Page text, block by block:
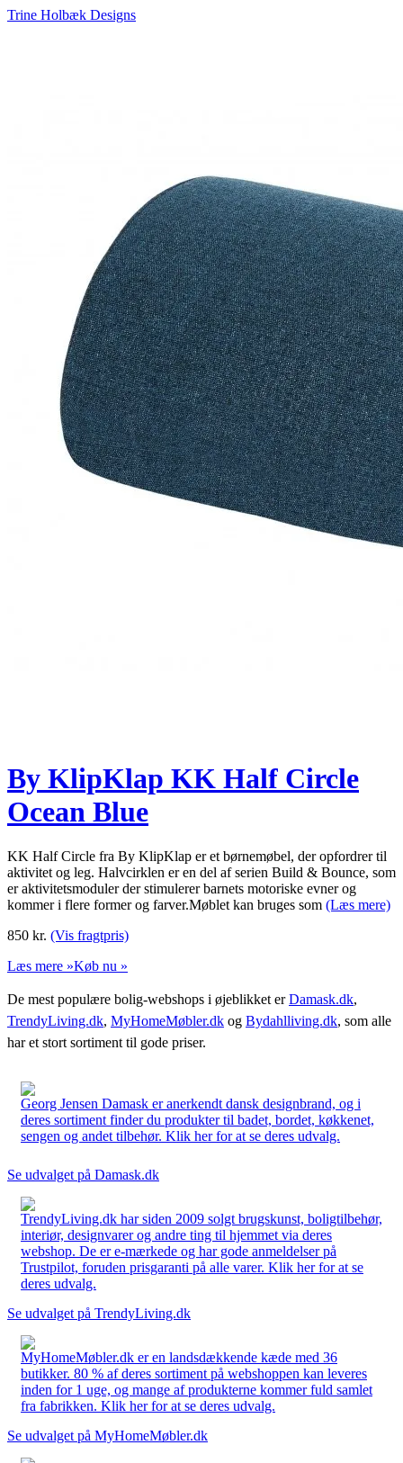
Trine Holbæk Designs
By KlipKlap KK Half Circle
Ocean Blue
KK Half Circle fra By KlipKlap er et børnemøbel, der opfordrer til
aktivitet og leg. Halvcirklen er en del af serien Build & Bounce, som
er aktivitetsmoduler der stimulerer barnets motoriske evner og
kommer i flere former og farver.Møblet kan bruges som (Læs mere)
850 kr. (Vis fragtpris)
Læs mere »Køb nu »
De mest populære bolig-webshops i øjeblikket erDamask.dk,
TrendyLiving.dk, MyHomeMøbler.dk og Bydahlliving.dk, som alle
har et stort sortiment til gode priser.
Georg Jensen Damask er anerkendt dansk designbrand, og i
deres sortiment finder du produkter til badet, bordet, køkkenet,
sengen og andet tilbehør. Klik her for at se deres udvalg.
Se udvalget på Damask.dk
TrendyLiving.dk har siden 2009 solgt brugskunst, boligtilbehør,
interiør, designvarer og andre ting til hjemmet via deres
webshop. De er e-mærkede og har gode anmeldelser på
Trustpilot, foruden prisgaranti på alle varer. Klik her for at se
deres udvalg.
Se udvalget på TrendyLiving.dk
MyHomeMøbler.dk er en landsdækkende kæde med 36
butikker. 80 % af deres sortiment på webshoppen kan leveres
inden for 1 uge, og mange af produkterne kommer fuld samlet
fra fabrikken. Klik her for at se deres udvalg.
Se udvalget på MyHomeMøbler.dk